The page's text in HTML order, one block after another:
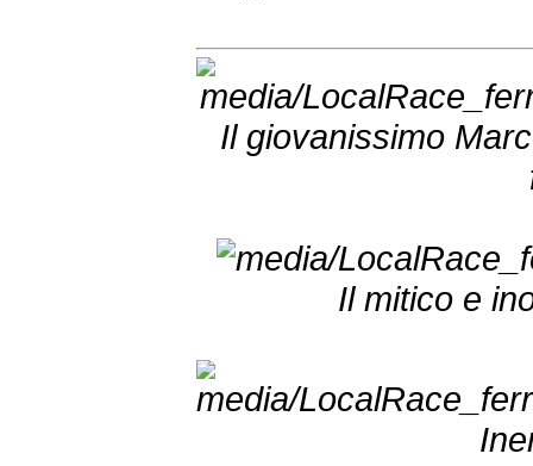
Il giovanissimo
Il mitico e